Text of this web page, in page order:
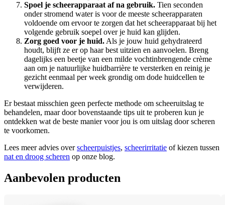
Spoel je scheerapparaat af na gebruik. Tien seconden
onder stromend water is voor de meeste scheerapparaten
voldoende om ervoor te zorgen dat het scheerapparaat bij het
volgende gebruik soepel over je huid kan glijden.
Zorg goed voor je huid. Als je jouw huid gehydrateerd
houdt, blijft ze er op haar best uitzien en aanvoelen. Breng
dagelijks een beetje van een milde vochtinbrengende crème
aan om je natuurlijke huidbarrière te versterken en reinig je
gezicht eenmaal per week grondig om dode huidcellen te
verwijderen.
Er bestaat misschien geen perfecte methode om scheeruitslag te
behandelen, maar door bovenstaande tips uit te proberen kun je
ontdekken wat de beste manier voor jou is om uitslag door scheren
te voorkomen.
Lees meer advies over scheerpuistjes, scheerirritatie
nat en droog scheren op onze blog.
Aanbevolen producten